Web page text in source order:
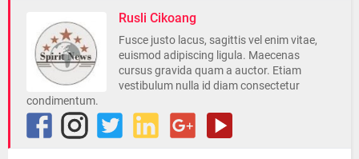
Rusli Cikoang
Fusce justo lacus, sagittis vel enim vitae,
euismod adipiscing ligula. Maecenas
cursus gravida quam a auctor. Etiam
vestibulum nulla id diam consectetur
condimentum.